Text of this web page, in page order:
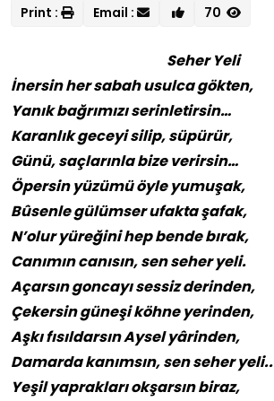
Print : Email : 70
Seher Yeli
İnersin her sabah usulca gökten,
Yanık bağrımızı serinletirsin…
Karanlık geceyi silip, süpürür,
Günü, saçlarınla bize verirsin…
Öpersin yüzümü öyle yumuşak,
Bûsenle gülümser ufakta şafak,
N’olur yüreğini hep bende bırak,
Canımın canısın, sen seher yeli.
Açarsın goncayı sessiz derinden,
Çekersin güneşi köhne yerinden,
Aşkı fısıldarsın Aysel yârinden,
Damarda kanımsın, sen seher yeli..
Yeşil yaprakları okşarsın biraz,